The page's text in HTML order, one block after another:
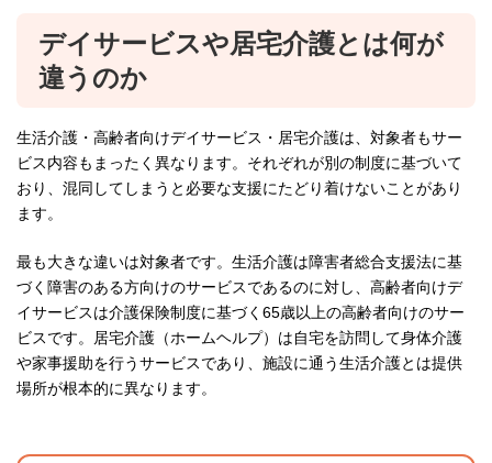
デイサービスや居宅介護とは何が
違うのか
生活介護・高齢者向けデイサービス・居宅介護は、対象者もサー
ビス内容もまったく異なります。それぞれが別の制度に基づいて
おり、混同してしまうと必要な支援にたどり着けないことがあり
ます。
最も大きな違いは対象者です。生活介護は障害者総合支援法に基
づく障害のある方向けのサービスであるのに対し、高齢者向けデ
イサービスは介護保険制度に基づく65歳以上の高齢者向けのサー
ビスです。居宅介護（ホームヘルプ）は自宅を訪問して身体介護
や家事援助を行うサービスであり、施設に通う生活介護とは提供
場所が根本的に異なります。